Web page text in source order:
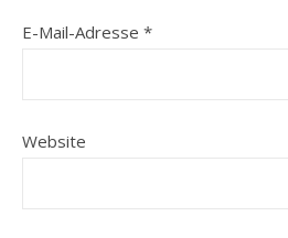
E-Mail-Adresse *
Website